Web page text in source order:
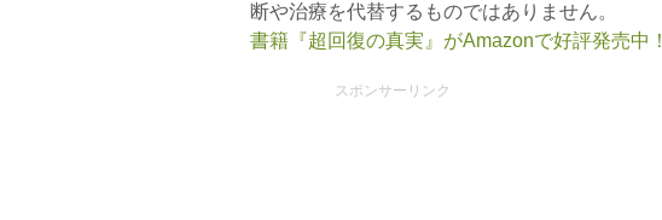
断や治療を代替するものではありません。
書籍『超回復の真実』がAmazonで好評発売中！
スポンサーリンク